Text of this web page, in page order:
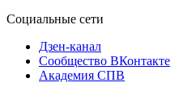
Социальные сети
Дзен-канал
Сообщество ВКонтакте
Академия СПВ